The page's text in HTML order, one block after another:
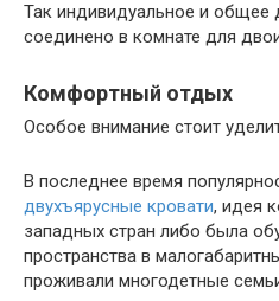
Так индивидуальное и
соединено в комнате для
Комфортный отдых
Особое внимание стоит
В последнее время
двухъярусные кровати, идея
западных стран либо была
пространства в
проживали многодетные